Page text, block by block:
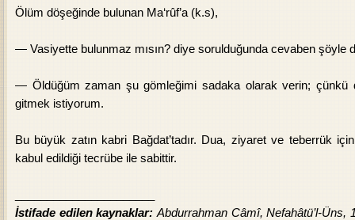
Ölüm döşeğinde bulunan Ma‘rûf’a (k.s),
— Vasiyette bulunmaz mısın? diye sorulduğunda cevaben şöyle
— Öldüğüm zaman şu gömleğimi sadaka olarak verin; çünkü
gitmek istiyorum.
Bu büyük zatın kabri Bağdat’tadır. Dua, ziyaret ve teberrük
kabul edildiği tecrübe ile sabittir.
İstifade edilen kaynaklar: Abdurrahman Câmî, Nefahâtü’l-